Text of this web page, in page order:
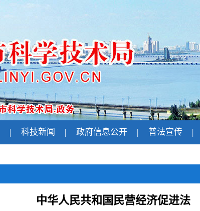
| 科技新闻 | 政府信息公开 | 普法宣传 |
中华人民共和国民营经济促进法